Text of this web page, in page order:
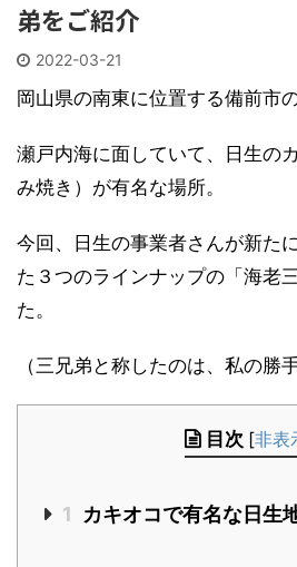
弟をご紹介
2022-03-21
岡山県の南東に位置する備前市
瀬戸内海に面していて、日生の
み焼き）が有名な場所。
今回、日生の事業者さんが新た
た３つのラインナップの「海老
た。
（三兄弟と称したのは、私の勝
目次 [非表
1 カキオコで有名な日生